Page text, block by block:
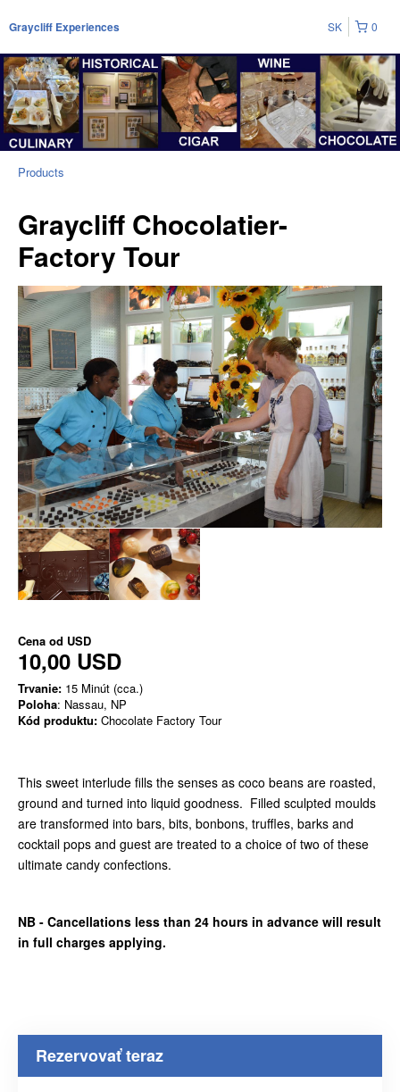
Graycliff Experiences 0
SK
Products
Graycliff Chocolatier-
Factory Tour
Cena od USD
10,00 USD
Trvanie: 15 Minút (cca.)
Poloha: Nassau, NP
Kód produktu: Chocolate Factory Tour
This sweet interlude fills the senses as coco beans are roasted,
ground and turned into liquid goodness. Filled sculpted moulds
are transformed into bars, bits, bonbons, truffles, barks and
cocktail pops and guest are treated to a choice of two of these
ultimate candy confections.
NB - Cancellations less than 24 hours in advance will result
in full charges applying.
Rezervovať teraz